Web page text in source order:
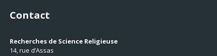
Contact
Recherches de Science Religieuse
14, rue d’Assas